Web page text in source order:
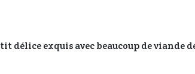
délice exquis avec beaucoup de viande